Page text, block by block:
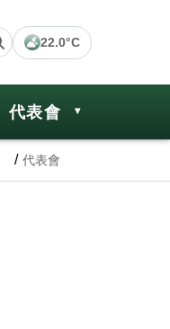
22.0°C
代表會
代表會